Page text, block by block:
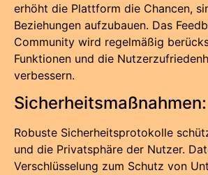
erhöht die Plattform die Chancen,
Beziehungen aufzubauen. Das
Community wird regelmäßig
Funktionen und die
verbessern.
Sicherheitsmaßnahmen:
Robuste Sicherheitsprotokolle
und die Privatsphäre der Nutzer.
Verschlüsselung zum Schutz von